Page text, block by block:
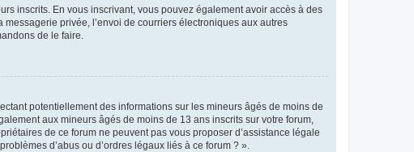
inscrits. En vous inscrivant, vous pouvez également avoir accès à des
privée, l’envoi de courriers électroniques aux autres
de le faire.
potentiellement des informations sur les mineurs âgés de moins de
aux mineurs âgés de moins de 13 ans inscrits sur votre forum,
de ce forum ne peuvent pas vous proposer d’assistance légale
d’abus ou d’ordres légaux liés à ce forum ? ».